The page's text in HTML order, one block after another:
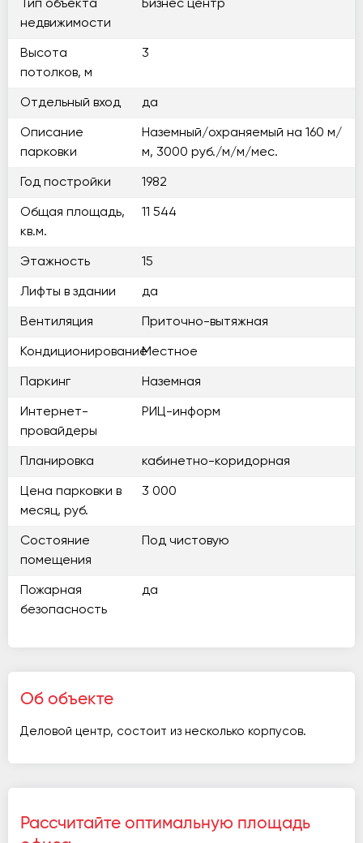
Тип объекта
недвижимости
Бизнес центр
Высота
потолков, м
3
Отдельный вход да
Описание
парковки
Наземный/охраняемый на 160 м/
м, 3000 руб./м/м/мес.
Год постройки 1982
Общая площадь,
кв.м.
11 544
Этажность 15
Лифты в здании да
Вентиляция Приточно-вытяжная
КондиционированиеМестное
Паркинг Наземная
Интернет-
провайдеры
РИЦ-информ
Планировка кабинетно-коридорная
Цена парковки в
месяц, руб.
3 000
Состояние
помещения
Под чистовую
Пожарная
безопасность
да
Об объекте
Деловой центр, состоит из несколько корпусов.
Рассчитайте оптимальную площадь